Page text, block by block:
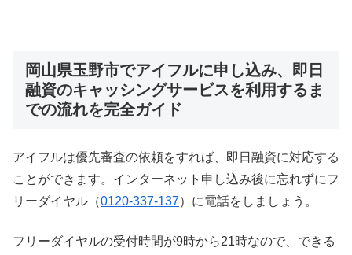
岡山県玉野市でアイフルに申し込み、即日
融資のキャッシングサービスを利用するま
での流れを完全ガイド
アイフルは優先審査の依頼をすれば、即日融資に対応する
ことができます。インターネット申し込み後に忘れずにフ
リーダイヤル（0120-337-137）に電話をしましょう。
フリーダイヤルの受付時間が9時から21時なので、できる